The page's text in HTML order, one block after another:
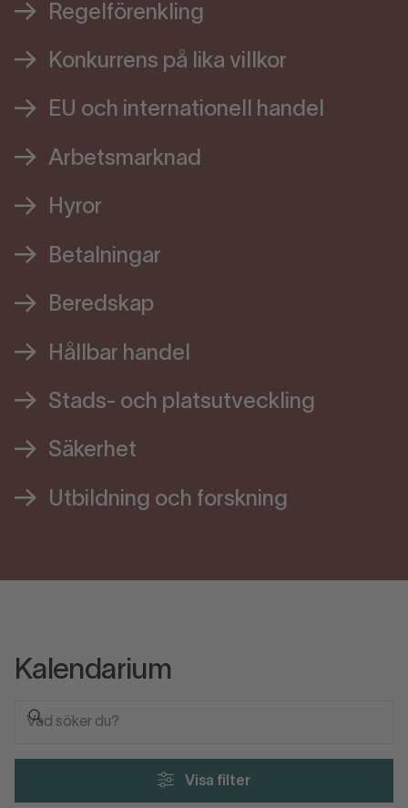
Regelförenkling
Konkurrens på lika villkor
EU och internationell handel
Arbetsmarknad
Hyror
Betalningar
Beredskap
Hållbar handel
Stads- och platsutveckling
Säkerhet
Utbildning och forskning
Kalendarium
Visa filter